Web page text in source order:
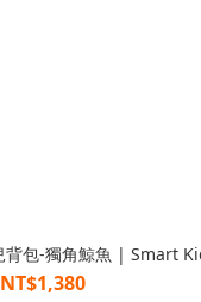
背包-獨角鯨魚 | Smart
NT$1,380